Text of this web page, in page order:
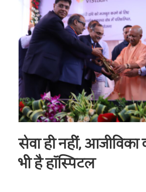
सेवा ही नहीं, आजीविका
भी है हॉस्पिटल